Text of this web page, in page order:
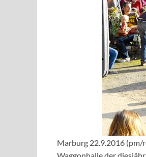
Marburg 22.9.2016 (pm/